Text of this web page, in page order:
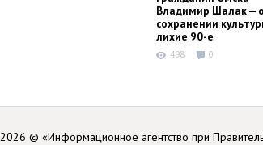
Владимир Шалак — о
сохранении
лихие 90-е
498 0
2026 © «Информационное агентство при